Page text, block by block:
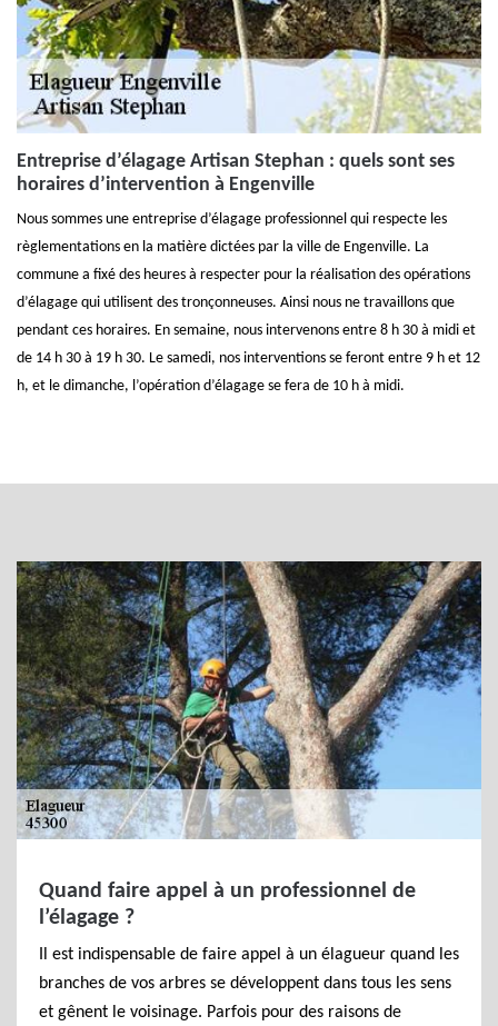
Entreprise d’élagage Artisan Stephan : quels sont ses
horaires d’intervention à Engenville
Nous sommes une entreprise d’élagage professionnel qui respecte les
règlementations en la matière dictées par la ville de Engenville. La
commune a fixé des heures à respecter pour la réalisation des opérations
d’élagage qui utilisent des tronçonneuses. Ainsi nous ne travaillons que
pendant ces horaires. En semaine, nous intervenons entre 8 h 30 à midi et
de 14 h 30 à 19 h 30. Le samedi, nos interventions se feront entre 9 h et 12
h, et le dimanche, l’opération d’élagage se fera de 10 h à midi.
Quand faire appel à un professionnel de
l’élagage ?
Il est indispensable de faire appel à un élagueur quand les
branches de vos arbres se développent dans tous les sens
et gênent le voisinage. Parfois pour des raisons de